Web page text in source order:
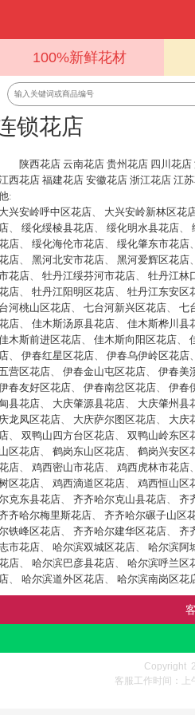
100%新鲜花材
锁花店
陕西花店 云南花店 贵州花店 四川花店
西花店 福建花店 安徽花店 浙江花店 江
:
大兴安岭呼中区花店、 大兴安岭新林区花
店、 绥化绥棱县花店、 绥化明水县花店、
店、 绥化海伦市花店、 绥化肇东市花店
店、 黑河北安市花店、 黑河爱辉区花店
花店、 牡丹江绥芬河市花店、 牡丹江林
店、 牡丹江阳明区花店、 牡丹江东安区
台河桃山区花店、 七台河新兴区花店、 七
店、 佳木斯汤原县花店、 佳木斯桦川县
木斯前进区花店、 佳木斯向阳区花店、
店、 伊春红星区花店、 伊春乌伊岭区花店
营区花店、 伊春金山屯区花店、 伊春美
春友好区花店、 伊春南岔区花店、 伊春
县花店、 大庆肇源县花店、 大庆肇州县
庆龙凤区花店、 大庆萨尔图区花店、 大庆
店、 双鸭山四方台区花店、 双鸭山岭东区
山区花店、 鹤岗东山区花店、 鹤岗兴安区
店、 鸡西密山市花店、 鸡西虎林市花店
区花店、 鸡西滴道区花店、 鸡西恒山区
克东县花店、 齐齐哈尔克山县花店、 齐
齐哈尔梅里斯花店、 齐齐哈尔碾子山区
铁峰区花店、 齐齐哈尔建华区花店、 齐
市花店、 哈尔滨双城区花店、 哈尔滨阿
店、 哈尔滨巴彦县花店、 哈尔滨呼兰区
店、 哈尔滨道外区花店、 哈尔滨南岗区花
Copyright
客服工作时间：上